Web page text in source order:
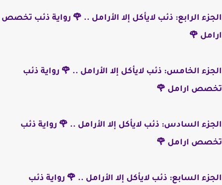
الجزء الرابع: ذئب لايأكل إلا الأرامل .. 🌹 رواية ذئب تخصص
ارامل 🌹
الجزء الخامس: ذئب لايأكل إلا الأرامل .. 🌹 رواية ذئب
تخصص ارامل 🌹
الجزء السادس: ذئب لايأكل إلا الأرامل .. 🌹 رواية ذئب
تخصص ارامل 🌹
الجزء السابع: ذئب لايأكل إلا الأرامل .. 🌹 رواية ذئب